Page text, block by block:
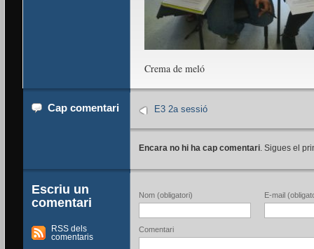
Crema de meló
Cap comentari E3 2a sessió
Encara no hi ha cap comentari. Sigues el
Escriu un
comentari
RSS dels
comentaris
Nom (obligatori) E-mail
Comentari